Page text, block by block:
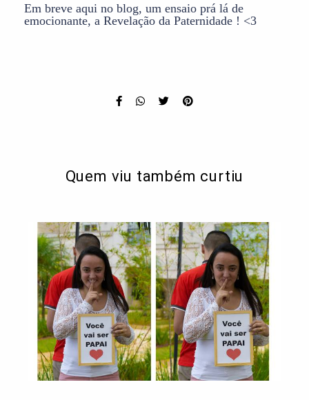
Em breve aqui no blog, um ensaio prá lá de
emocionante, a Revelação da Paternidade ! <3
Quem viu também curtiu